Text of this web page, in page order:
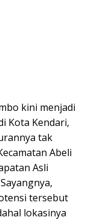
kini menjadi
Kota Kendari,
tak
Abeli
Asli
tersebut
lokasinya